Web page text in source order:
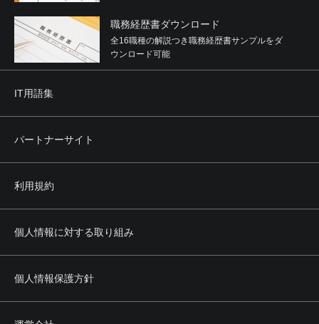
職務経歴書ダウンロード
全16職種の解説つき職務経歴書サンプルをダ
ウンロード可能
IT用語集
パートナーサイト
利用規約
個人情報に対する取り組み
個人情報保護方針